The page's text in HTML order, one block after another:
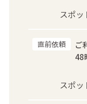
スポッ
直前依頼
ご
48
スポッ